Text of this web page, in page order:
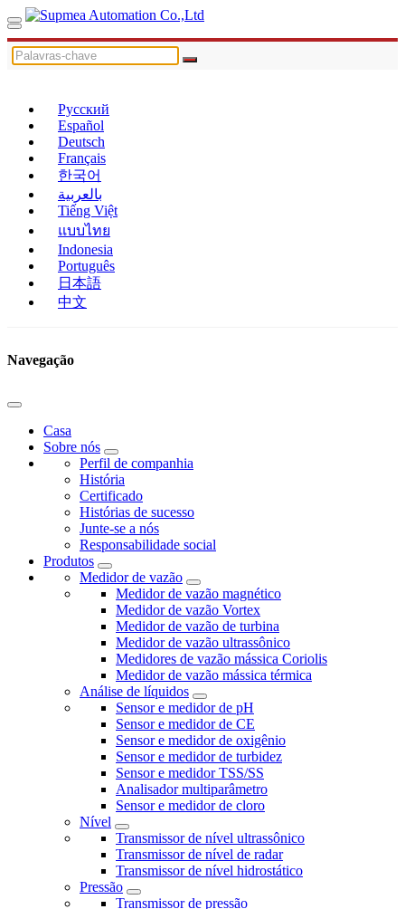
Русский
Español
Deutsch
Français
한국어
بالعربية
Tiếng Việt
แบบไทย
Indonesia
Português
日本語
中文
Navegação
Casa
Sobre nós
Perfil de companhia
História
Certificado
Histórias de sucesso
Junte-se a nós
Responsabilidade social
Produtos
Medidor de vazão
Medidor de vazão magnético
Medidor de vazão Vortex
Medidor de vazão de turbina
Medidor de vazão ultrassônico
Medidores de vazão mássica Coriolis
Medidor de vazão mássica térmica
Análise de líquidos
Sensor e medidor de pH
Sensor e medidor de CE
Sensor e medidor de oxigênio
Sensor e medidor de turbidez
Sensor e medidor TSS/SS
Analisador multiparâmetro
Sensor e medidor de cloro
Nível
Transmissor de nível ultrassônico
Transmissor de nível de radar
Transmissor de nível hidrostático
Pressão
Transmissor de pressão